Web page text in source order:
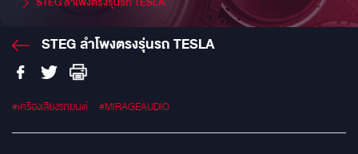
STEG ลำโพงตรงรุ่นรถ TESLA
#เครื่องเสียงรถยนต์ #MIRAGEAUDIO